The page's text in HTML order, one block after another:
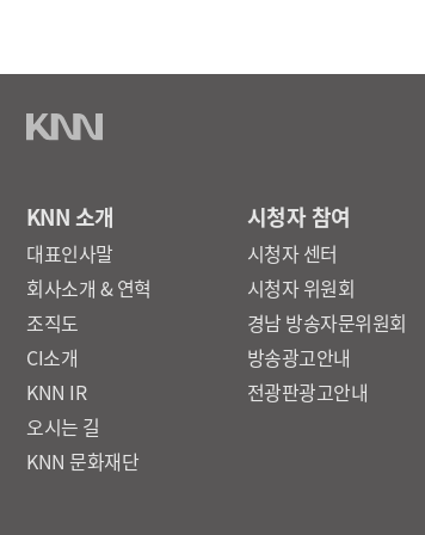
KNN 소개
대표인사말
회사소개 & 연혁
조직도
CI소개
KNN IR
오시는 길
KNN 문화재단
시청자 참여
시청자 센터
시청자 위원회
경남 방송자문위원회
방송광고안내
전광판광고안내